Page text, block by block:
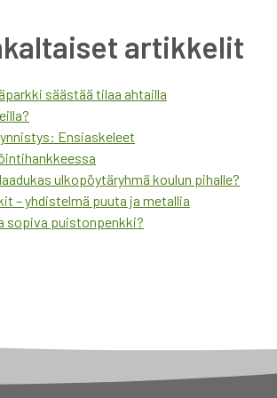
artikkelit
säästää tilaa ahtailla
Ensiaskeleet
ulkopöytäryhmä koulun pihalle?
– yhdistelmä puuta ja metallia
sopiva puistonpenkki?